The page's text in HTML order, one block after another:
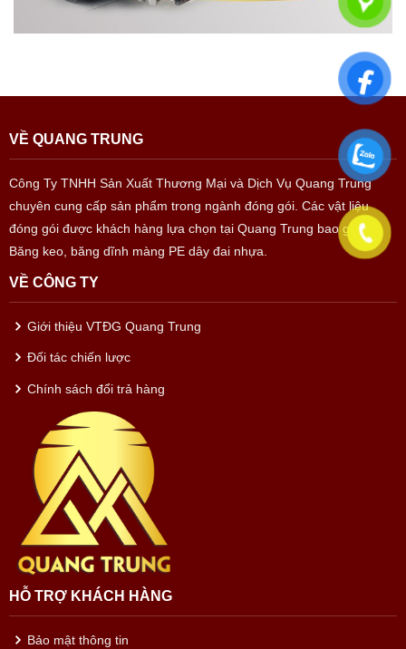
VỀ QUANG TRUNG
Công Ty TNHH Sản Xuất Thương Mại và Dịch Vụ Quang Trung
chuyên cung cấp sản phẩm trong ngành đóng gói. Các vật liệu
đóng gói được khách hàng lựa chọn tại Quang Trung bao gồm:
Băng keo, băng dĩnh màng PE dây đai nhựa.
VỀ CÔNG TY
Giới thiệu VTĐG Quang Trung
Đối tác chiến lược
Chính sách đổi trả hàng
HỖ TRỢ KHÁCH HÀNG
Bảo mật thông tin